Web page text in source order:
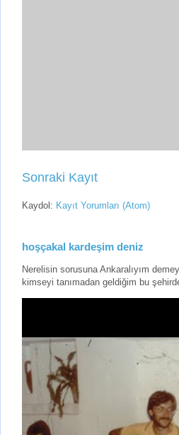
Sonraki Kayıt
Kaydol: Kayıt Yorumları (Atom)
hoşçakal kardeşim deniz
Nerelisin sorusuna Ankaralıyım
kimseyi tanımadan geldiğim bu